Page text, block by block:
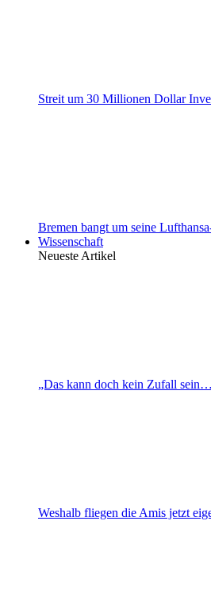
Streit um 30 Millionen Dollar
Bremen bangt um seine
Wissenschaft
Neueste Artikel
„Das kann doch kein Zufall
Weshalb fliegen die Amis jetzt